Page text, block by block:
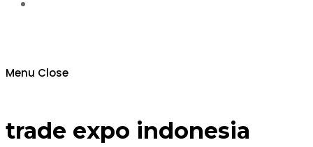
Menu Close
trade expo indonesia